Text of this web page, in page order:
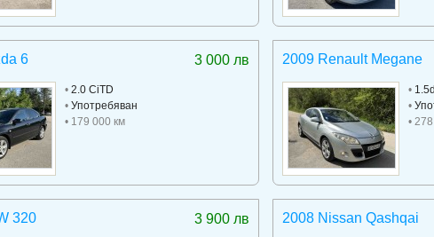
3 000 лв
6
• 2.0 CiTD
• Употребяван
• 179 000 км
2009 Renault Megane
•
•
•
3 900 лв
320 2008 Nissan Qashqai